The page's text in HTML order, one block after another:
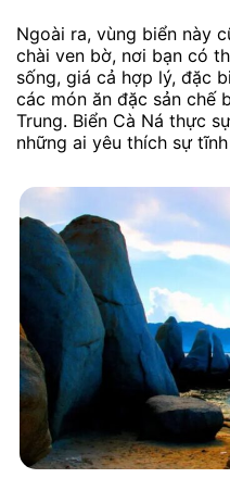
Ngoài ra, vùng biển này
chài ven bờ, nơi bạn có
sống, giá cả hợp lý, đặc
các món ăn đặc sản chế
Trung. Biển Cà Ná thực
những ai yêu thích sự